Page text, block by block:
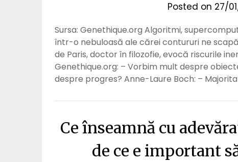
Posted on 27/
Sursa: Genethique.org Algoritmi,
într-o nebuloasă ale cărei contururi ne
de Paris, doctor în filozofie, evocă riscurile
Genethique.org: – Vorbim mult despre
despre progres? Anne-Laure Boch: –
Ce înseamnă cu
de ce e important